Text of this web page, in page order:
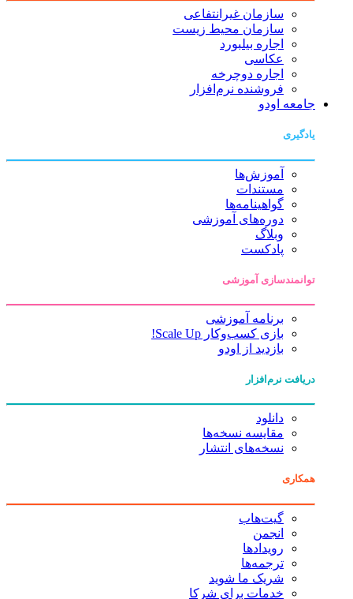
سازمان غیرانتفاعی
سازمان محیط زیست
اجاره بیلبورد
عکاسی
اجاره دوچرخه
فروشنده نرم‌افزار
جامعه اودو
یادگیری
آموزش‌ها
مستندات
گواهینامه‌ها
دوره‌های آموزشی
وبلاگ
پادکست
توانمندسازی آموزشی
برنامه آموزشی
بازی کسب‌وکار Scale Up!
بازدید از اودو
دریافت نرم‌افزار
دانلود
مقایسه نسخه‌ها
نسخه‌های انتشار
همکاری
گیت‌هاب
انجمن
رویدادها
ترجمه‌ها
شریک ما شوید
خدمات برای شرکا